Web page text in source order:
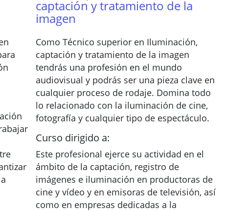
captación y tratamiento de la
imagen
Como Técnico superior en Iluminación,
captación y tratamiento de la imagen
tendrás una profesión en el mundo
audiovisual y podrás ser una pieza clave en
cualquier proceso de rodaje. Domina todo
lo relacionado con la iluminación de cine,
fotografía y cualquier tipo de espectáculo.
Curso dirigido a:
Este profesional ejerce su actividad en el
ámbito de la captación, registro de
imágenes e iluminación en productoras de
cine y vídeo y en emisoras de televisión, así
como en empresas dedicadas a la